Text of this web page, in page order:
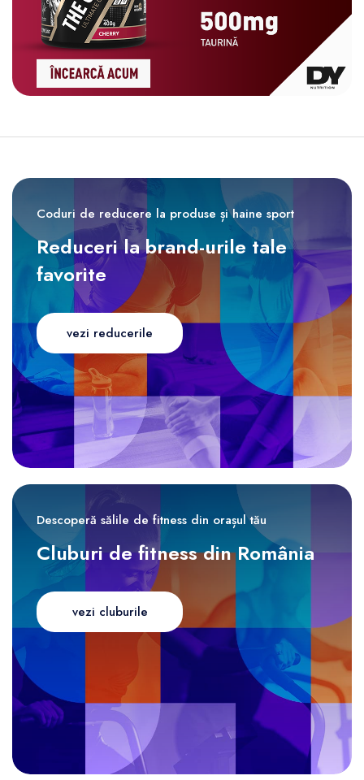
Coduri de reducere la produse și haine sport
Reduceri la brand-urile tale
favorite
vezi reducerile
Descoperă sălile de fitness din orașul tău
Cluburi de fitness din România
vezi cluburile